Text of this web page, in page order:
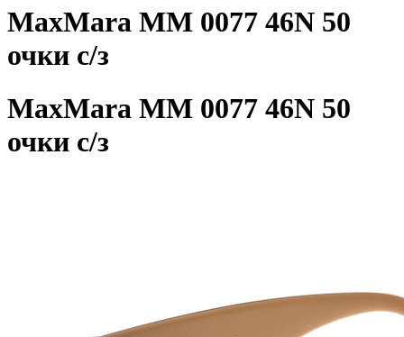
MaxMara MM 0077 46N 50
очки с/з
MaxMara MM 0077 46N 50
очки с/з